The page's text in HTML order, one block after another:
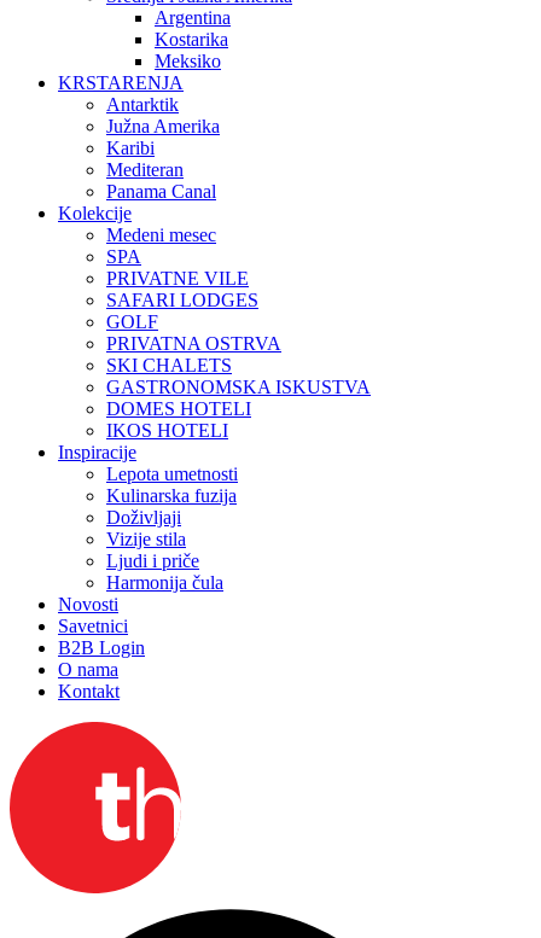
Argentina
Kostarika
Meksiko
KRSTARENJA
Antarktik
Južna Amerika
Karibi
Mediteran
Panama Canal
Kolekcije
Medeni mesec
SPA
PRIVATNE VILE
SAFARI LODGES
GOLF
PRIVATNA OSTRVA
SKI CHALETS
GASTRONOMSKA ISKUSTVA
DOMES HOTELI
IKOS HOTELI
Inspiracije
Lepota umetnosti
Kulinarska fuzija
Doživljaji
Vizije stila
Ljudi i priče
Harmonija čula
Novosti
Savetnici
B2B Login
O nama
Kontakt